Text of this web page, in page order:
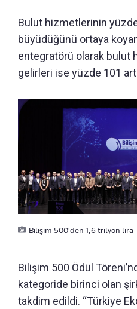
Bulut hizmetlerinin
büyüdüğünü ortaya
entegratörü olarak bulut
gelirleri ise yüzde 101
Bilişim 500'den 1,6 trilyon lira
Bilişim 500 Ödül
kategoride birinci olan
takdim edildi. “Türkiye